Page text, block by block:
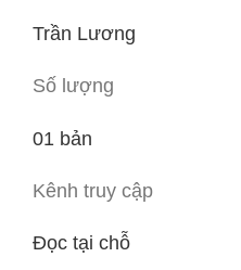
Trần Lương
Số lượng
01 bản
Kênh truy cập
Đọc tại chỗ